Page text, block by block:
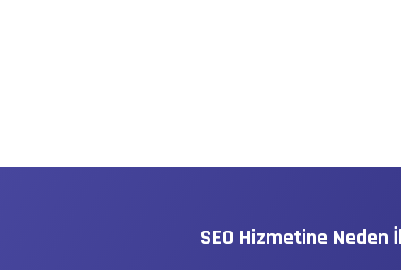
SEO Hizmetine Neden